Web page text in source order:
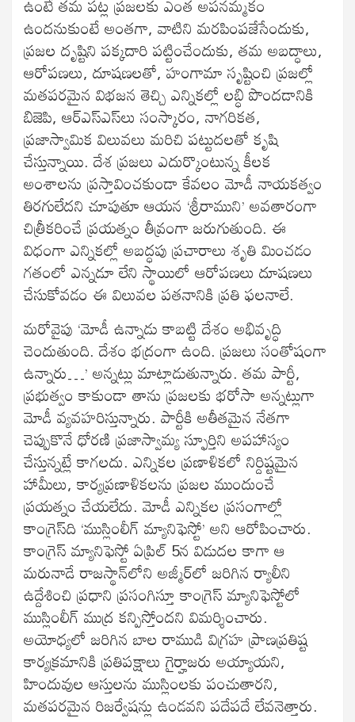
ఉందనుకుంటే అంతగా, వాటిని మరపింపజేసేందుకు,
ప్రజల దృష్టిని పక్కదారి పట్టించేందుకు, తమ అబద్ధాలు,
ఆరోపణలు, దూషణలతో, హంగామా సృష్టించి ప్రజల్లో
మతపరమైన విభజన తెచ్చి ఎన్నికల్లో లబ్ధి పొందడానికి
బిజెపి, ఆర్‌ఎస్‌ఎస్‌లు సంస్కారం, నాగరికత,
ప్రజాస్వామిక విలువలు మరిచి పట్టుదలతో కృషి
చేస్తున్నాయి. దేశ ప్రజలు ఎదుర్కొంటున్న కీలక
అంశాలను ప్రస్తావించకుండా కేవలం మోడీ నాయకత్వం
తిరగులేదని చూపుతూ ఆయన ‘శ్రీరాముని’ అవతారంగా
చిత్రీకరించే ప్రయత్నం తీవ్రంగా జరుగుతుంది. ఈ
విధంగా ఎన్నికల్లో అబద్ధపు ప్రచారాలు శృతి మించడం
గతంలో ఎన్నడూ లేని స్థాయిలో ఆరోపణలు దూషణలు
చేసుకోవడం ఈ విలువల పతనానికి ప్రతి ఫలనాలే.
మరోవైపు ‘మోడీ ఉన్నాడు కాబట్టి దేశం అభివృద్ధి
చెందుతుంది. దేశం భద్రంగా ఉంది. ప్రజలు సంతోషంగా
ఉన్నారు…’ అన్నట్లు మాట్లాడుతున్నారు. తమ పార్టీ,
ప్రభుత్వం కాకుండా తాను ప్రజలకు భరోసా అన్నట్లుగా
మోడీ వ్యవహరిస్తున్నారు. పార్టీకి అతీతమైన నేతగా
చెప్పుకొనే ధోరణి ప్రజాస్వామ్య స్ఫూర్తిని అపహాస్యం
చేస్తున్నట్లే కాగలదు. ఎన్నికల ప్రణాళికలో నిర్దిష్టమైన
హామీలు, కార్యప్రణాళికలను ప్రజల ముందుంచే
ప్రయత్నం చేయలేదు. మోడీ ఎన్నికల ప్రసంగాల్లో
కాంగ్రెస్‌ది ‘ముస్లింలీగ్‌ మ్యానిఫెస్టో’ అని ఆరోపించారు.
కాంగ్రెస్‌ మ్యానిఫెస్టో ఏప్రిల్‌ 5న విడుదల కాగా ఆ
మరునాడే రాజస్థాన్‌లోని అజ్మీర్‌లో జరిగిన ర్యాలీని
ఉద్దేశించి ప్రధాని ప్రసంగిస్తూ కాంగ్రెస్‌ మ్యానిఫెస్టోలో
ముస్లింలీగ్‌ ముద్ర కన్పిస్తోందని విమర్శించారు.
అయోధ్యలో జరిగిన బాల రాముడి విగ్రహ ప్రాణప్రతిష్ట
కార్యక్రమానికి ప్రతిపక్షాలు గైర్హాజరు అయ్యాయని,
హిందువుల ఆస్తులను ముస్లింలకు పంచుతారని,
మతపరమైన రిజర్వేషన్లు ఉండవని పదేపదే లేవనెత్తారు.